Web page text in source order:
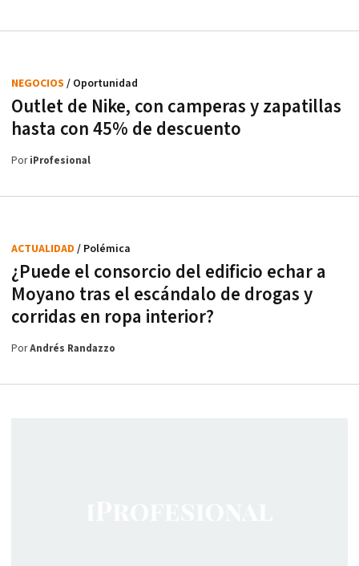
Outlet de Nike, con camperas y zapatillas
hasta con 45% de descuento
NEGOCIOS / Oportunidad
PoriProfesional
¿Puede el consorcio del edificio echar a
Moyano tras el escándalo de drogas y
corridas en ropa interior?
ACTUALIDAD / Polémica
PorAndrés Randazzo